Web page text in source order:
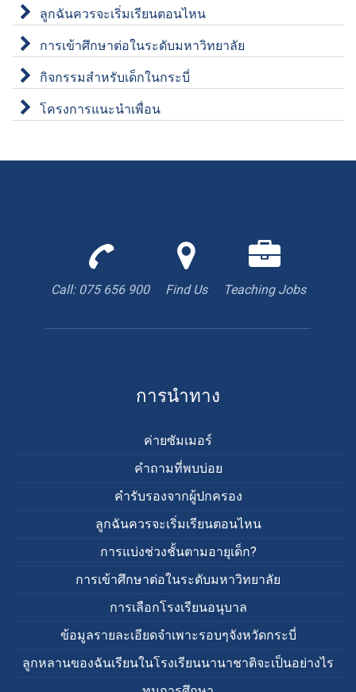
ลูกฉันควรจะเริ่มเรียนตอนไหน
การเข้าศึกษาต่อในระดับมหาวิทยาลัย
กิจกรรมสำหรับเด็กในกระบี่
โครงการแนะนำเพื่อน
Call: 075 656 900
to
appointment
Find Us
with
Maps
Teaching Jobs
การนำทาง
ค่ายซัมเมอร์
คำถามที่พบบ่อย
คำรับรองจากผู้ปกครอง
ลูกฉันควรจะเริ่มเรียนตอนไหน
การแบ่งช่วงชั้นตามอายุเด็ก?
การเข้าศึกษาต่อในระดับมหาวิทยาลัย
การเลือกโรงเรียนอนุบาล
ข้อมูลรายละเอียดจำเพาะรอบๆจังหวัดกระบี่
ลูกหลานของฉันเรียนในโรงเรียนนานาชาติจะเป็นอย่างไร